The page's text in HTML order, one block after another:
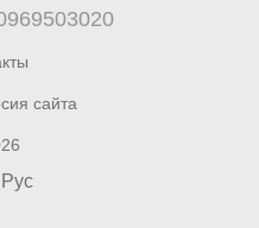
сайта
Рус